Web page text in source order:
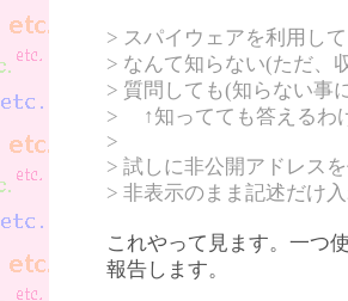
> スパイウェアを利用し
> なんて知らない(ただ、
> 質問しても(知らない事
> ↑知ってても答えるわ
>
> 試しに非公開アドレス
> 非表示のまま記述だけ
これやって見ます。一つ
報告します。